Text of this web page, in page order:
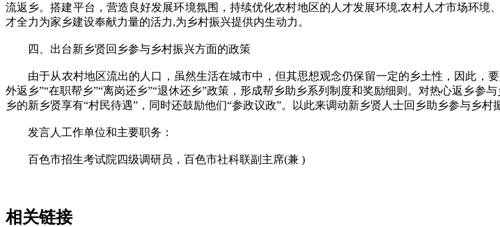
流返乡。搭建平台，营造良好发展环境氛围，持续优化农村地区的人才发展环境,农村人才市场环
才全力为家乡建设奉献力量的活力,为乡村振兴提供内生动力。
四、出台新乡贤回乡参与乡村振兴方面的政策
由于从农村地区流出的人口，虽然生活在城市中，但其思想观念仍保留一定的乡土性，因此，
外返乡”“在职帮乡”“离岗还乡”“退休还乡”政策，形成帮乡助乡系列制度和奖励细则。对热心返乡
乡的新乡贤享有“村民待遇”，同时还鼓励他们“参政议政”。以此来调动新乡贤人士回乡助乡参与乡
发言人工作单位和主要职务：
百色市招生考试院四级调研员，百色市社科联副主席(兼 )
相关链接